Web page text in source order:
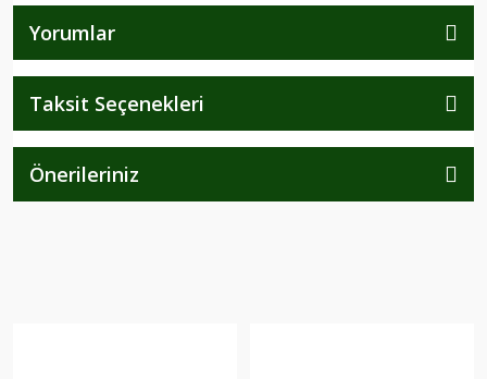
Yorumlar
Taksit Seçenekleri
Önerileriniz